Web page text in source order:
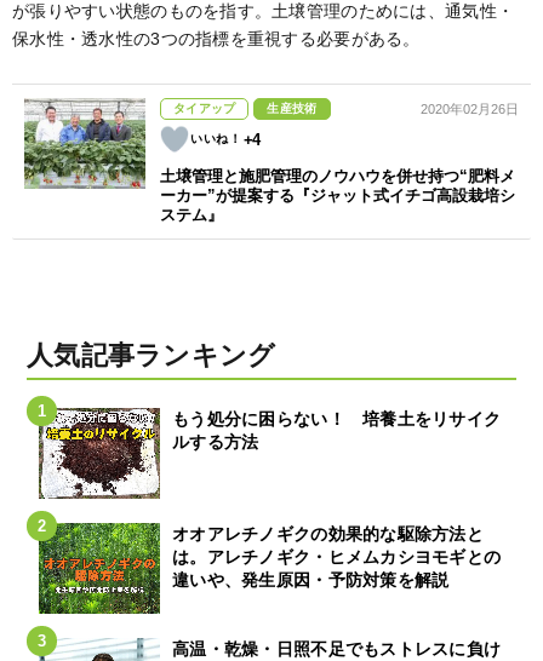
が張りやすい状態のものを指す。土壌管理のためには、通気性・
保水性・透水性の3つの指標を重視する必要がある。
タイアップ 生産技術
+4
2020年02月26日
土壌管理と施肥管理のノウハウを併せ持つ“肥料メ
ーカー”が提案する『ジャット式イチゴ高設栽培シ
ステム』
人気記事ランキング
もう処分に困らない！ 培養土をリサイク
ルする方法
オオアレチノギクの効果的な駆除方法と
は。アレチノギク・ヒメムカシヨモギとの
違いや、発生原因・予防対策を解説
高温・乾燥・日照不足でもストレスに負け